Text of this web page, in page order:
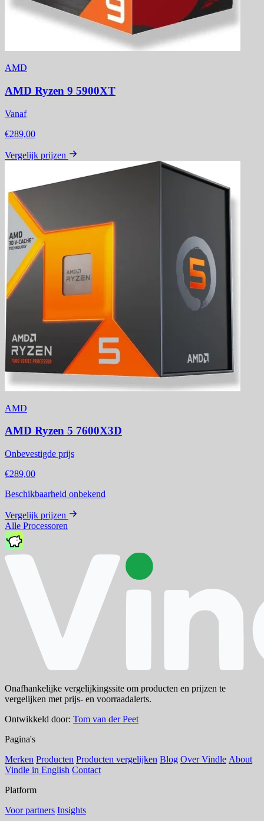
AMD
AMD Ryzen 9 5900XT
Vanaf
€289,00
Vergelijk prijzen
AMD
AMD Ryzen 5 7600X3D
Onbevestigde prijs
€289,00
Beschikbaarheid onbekend
Vergelijk prijzen
Alle Processoren
Onafhankelijke vergelijkingssite om producten en prijzen te
vergelijken met prijs- en voorraadalerts.
Ontwikkeld door: Tom van der Peet
Pagina's
Merken Producten Producten vergelijken Blog Over Vindle About
Vindle in English Contact
Platform
Voor partners Insights